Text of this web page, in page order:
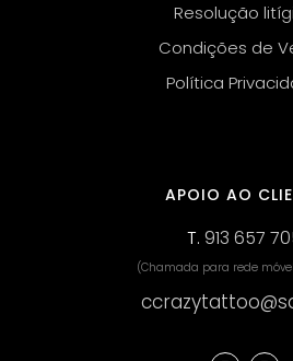
Resolução
Condições de
Política
APOIO AO
T.913 657
(Chamada para rede